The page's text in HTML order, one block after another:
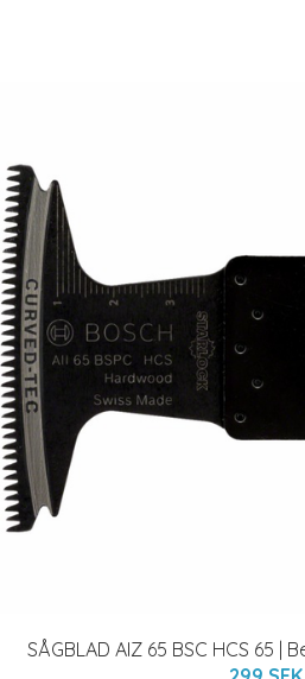
SÅGBLAD AIZ 65 BSC HCS 65